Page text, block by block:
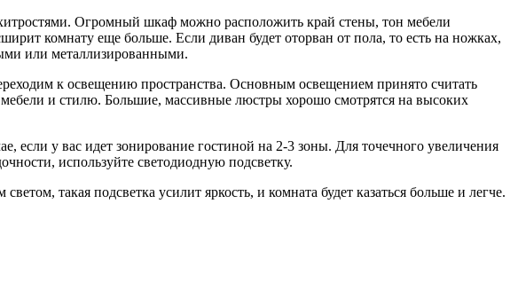
Огромный шкаф можно расположить край стены, тон мебели
комнату еще больше. Если диван будет оторван от пола, то есть на ножках,
или металлизированными.
к освещению пространства. Основным освещением принято считать
и стилю. Большие, массивные люстры хорошо смотрятся на высоких
у вас идет зонирование гостиной на 2-3 зоны. Для точечного увеличения
используйте светодиодную подсветку.
такая подсветка усилит яркость, и комната будет казаться больше и легче.